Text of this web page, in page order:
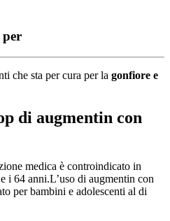
per
che sta per cura per la gonfiore e
di augmentin con
medica è controindicato in
i 64 anni.L’uso di augmentin con
per bambini e adolescenti al di